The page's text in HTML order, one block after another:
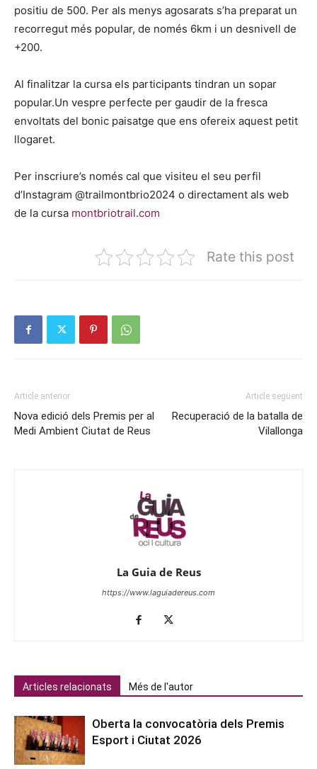
positiu de 500. Per als menys agosarats s’ha preparat un
recorregut més popular, de només 6km i un desnivell de
+200.
Al finalitzar la cursa els participants tindran un sopar
popular.Un vespre perfecte per gaudir de la fresca
envoltats del bonic paisatge que ens ofereix aquest petit
llogaret.
Per inscriure’s només cal que visiteu el seu perfil
d’Instagram @trailmontbrio2024 o directament als web
de la cursa montbriotrail.com
Rate this post
Article anterior
Nova edició dels Premis per al
Medi Ambient Ciutat de Reus
Article següent
Recuperació de la batalla de
Vilallonga
La Guia de Reus
https://www.laguiadereus.com
Articles relacionats Més de l'autor
Oberta la convocatòria dels Premis
Esport i Ciutat 2026